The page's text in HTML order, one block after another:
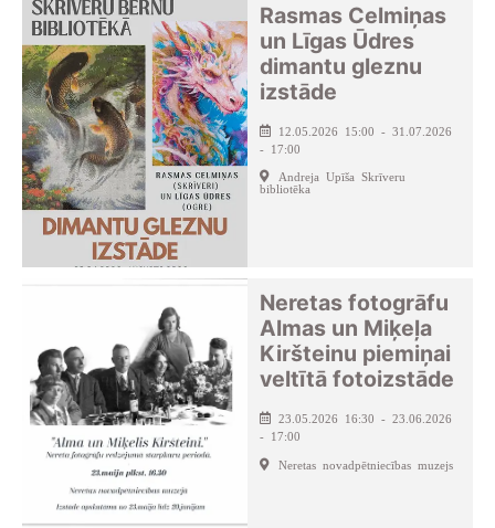
Rasmas Celmiņas
un Līgas Ūdres
dimantu gleznu
izstāde
12.05.2026 15:00 - 31.07.2026
- 17:00
Andreja Upīša Skrīveru
bibliotēka
Neretas fotogrāfu
Almas un Miķeļa
Kiršteinu piemiņai
veltītā fotoizstāde
23.05.2026 16:30 - 23.06.2026
- 17:00
Neretas novadpētniecības muzejs